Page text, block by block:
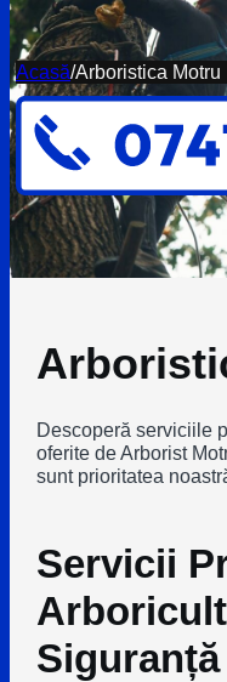
Acasă/Arboristica Motru
Descoperă serviciile
oferite de Arborist
sunt prioritatea
Servicii